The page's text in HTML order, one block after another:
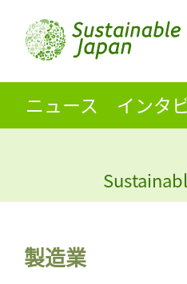
ニュース インタ
製造業